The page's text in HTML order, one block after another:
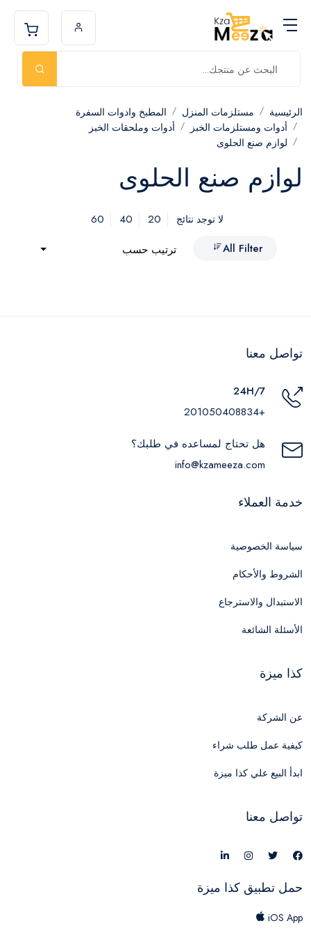
الرئيسية مستلزمات المنزل
المطبخ وادوات السفرة
أدوات ومستلزمات الخبز
أدوات وملحقات الخبز
لوازم صنع الحلوى
لوازم صنع الحلوى
لا توجد نتائج 20
40
60
All Filter
ترتيب حسب
تواصل معنا
24H/7
+201050408834
هل تحتاج لمساعده في طلبك؟
info@kzameeza.com
خدمة العملاء
سياسة الخصوصية
الشروط والأحكام
الاستبدال والاسترجاع
الأسئلة الشائعة
كذا ميزة
عن الشركة
كيفية عمل طلب شراء
ابدأ البيع علي كذا ميزة
تواصل معنا
حمل تطبيق كذا ميزة
iOS App